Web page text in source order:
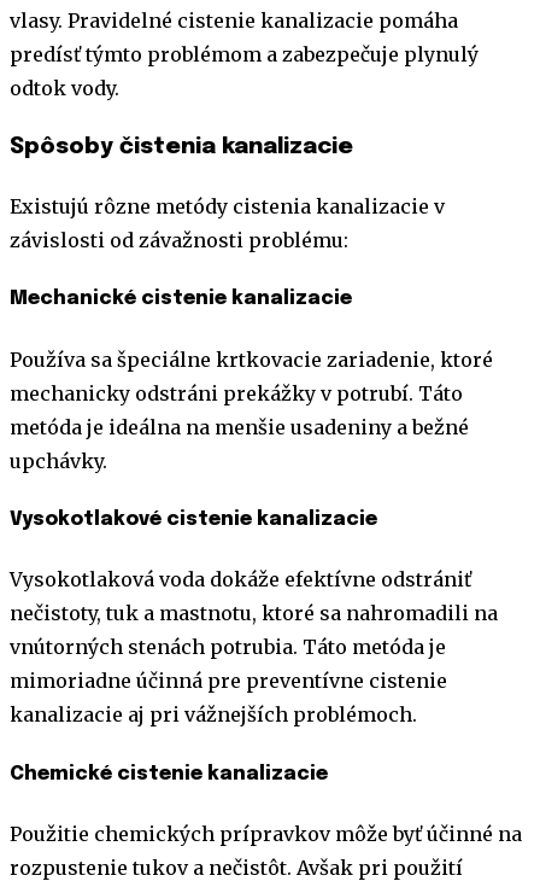
vlasy. Pravidelné cistenie kanalizacie pomáha
predísť týmto problémom a zabezpečuje plynulý
odtok vody.
Spôsoby čistenia kanalizacie
Existujú rôzne metódy cistenia kanalizacie v
závislosti od závažnosti problému:
Mechanické cistenie kanalizacie
Používa sa špeciálne krtkovacie zariadenie, ktoré
mechanicky odstráni prekážky v potrubí. Táto
metóda je ideálna na menšie usadeniny a bežné
upchávky.
Vysokotlakové cistenie kanalizacie
Vysokotlaková voda dokáže efektívne odstrániť
nečistoty, tuk a mastnotu, ktoré sa nahromadili na
vnútorných stenách potrubia. Táto metóda je
mimoriadne účinná pre preventívne cistenie
kanalizacie aj pri vážnejších problémoch.
Chemické cistenie kanalizacie
Použitie chemických prípravkov môže byť účinné na
rozpustenie tukov a nečistôt. Avšak pri použití